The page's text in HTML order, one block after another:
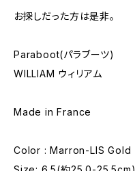
お探しだった方は是非。
Paraboot(パラブーツ)
WILLIAM ウィリアム
Made in France
Color : Marron-LIS Gold